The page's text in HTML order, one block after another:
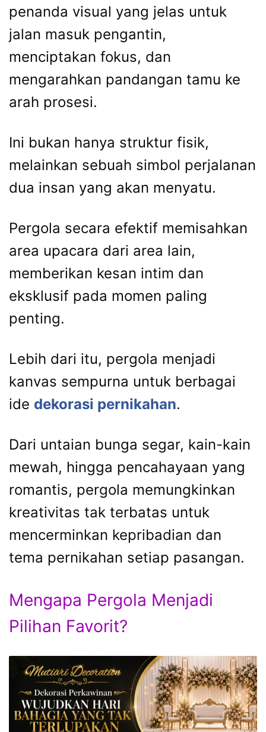
penanda visual yang jelas untuk
jalan masuk pengantin,
menciptakan fokus, dan
mengarahkan pandangan tamu ke
arah prosesi.
Ini bukan hanya struktur fisik,
melainkan sebuah simbol perjalanan
dua insan yang akan menyatu.
Pergola secara efektif memisahkan
area upacara dari area lain,
memberikan kesan intim dan
eksklusif pada momen paling
penting.
Lebih dari itu, pergola menjadi
kanvas sempurna untuk berbagai
ide dekorasi pernikahan.
Dari untaian bunga segar, kain-kain
mewah, hingga pencahayaan yang
romantis, pergola memungkinkan
kreativitas tak terbatas untuk
mencerminkan kepribadian dan
tema pernikahan setiap pasangan.
Mengapa Pergola Menjadi
Pilihan Favorit?